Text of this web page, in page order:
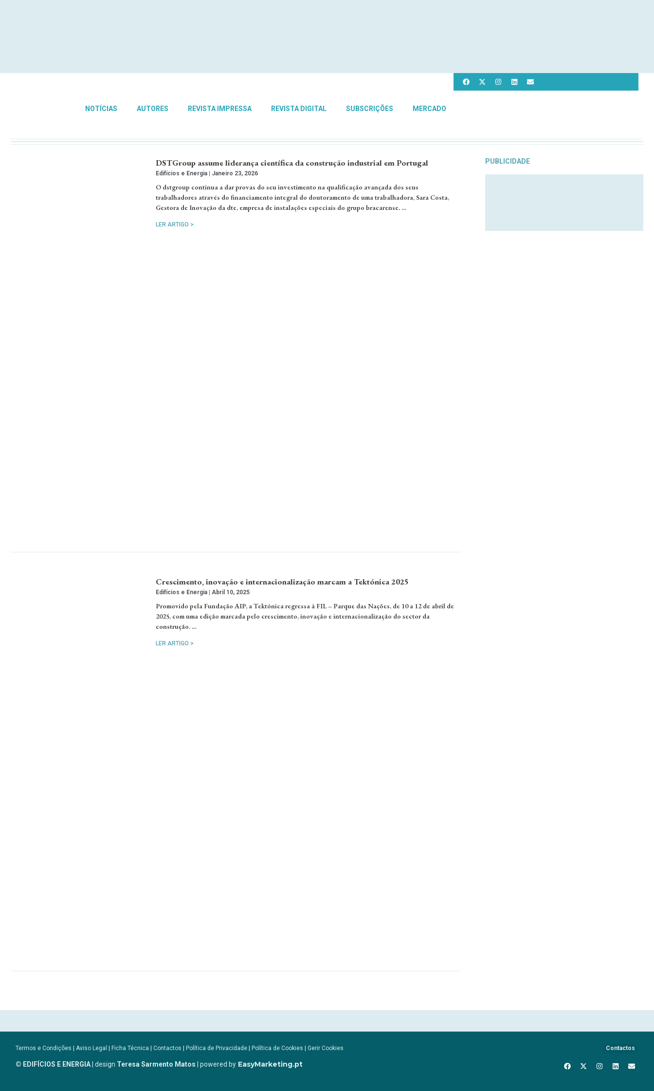
NOTÍCIAS AUTORES REVISTA IMPRESSA REVISTA DIGITAL SUBSCRIÇÕES MERCADO
DSTGroup assume liderança científica da construção industrial em Portugal
Edifícios e Energia Janeiro 23, 2026
O dstgroup continua a dar provas do seu investimento na qualificação avançada dos seus
trabalhadores através do financiamento integral do doutoramento de uma trabalhadora, Sara Costa,
Gestora de Inovação da dte, empresa de instalações especiais do grupo bracarense. …
LER ARTIGO >
Crescimento, inovação e internacionalização marcam a Tektónica 2025
Edifícios e Energia Abril 10, 2025
Promovido pela Fundação AIP, a Tektónica regressa à FIL – Parque das Nações, de 10 a 12 de abril de
2025, com uma edição marcada pelo crescimento, inovação e internacionalização do sector da
construção. …
LER ARTIGO >
PUBLICIDADE
Termos e Condições | Aviso Legal | Ficha Técnica | Contactos | Política de Privacidade | Política de Cookies | Gerir Cookies
© EDIFÍCIOS E ENERGIA | design Teresa Sarmento Matos | powered by EasyMarketing.pt
Contactos